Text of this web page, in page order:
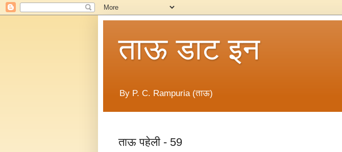
ताऊ डाट इन
By P. C. Rampuria (ताऊ)
ताऊ पहेली - 59